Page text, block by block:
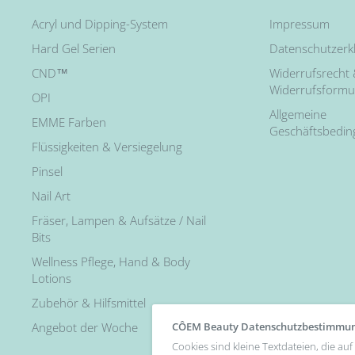
Acryl und Dipping-System
Hard Gel Serien
CND™
OPI
EMME Farben
Flüssigkeiten & Versiegelung
Pinsel
Nail Art
Fräser, Lampen & Aufsätze / Nail
Bits
Wellness Pflege, Hand & Body
Lotions
Zubehör & Hilfsmittel
Angebot der Woche
Impressum
Widerrufsrecht
Allgemeine
CÔEM Beauty
Cookies sind kleine Textdateien, die